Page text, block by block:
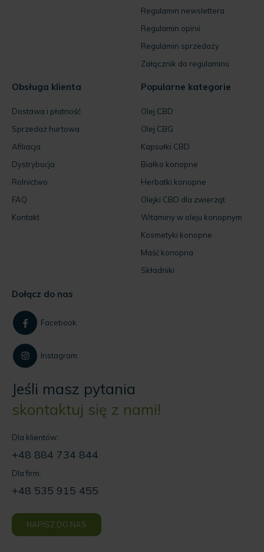
Regulamin newslettera
Regulamin opinii
Regulamin sprzedaży
Załącznik do regulaminu
Obsługa klienta
Dostawa i płatność
Sprzedaż hurtowa
Afiliacja
Dystrybucja
Rolnictwo
FAQ
Kontakt
Popularne kategorie
Olej CBD
Olej CBG
Kapsułki CBD
Białko konopne
Herbatki konopne
Olejki CBD dla zwierząt
Witaminy w oleju konopnym
Kosmetyki konopne
Maść konopna
Składniki
Dołącz do nas
Facebook
Instagram
Jeśli masz pytania
skontaktuj się z nami!
Dla klientów:
+48 884 734 844
Dla firm:
+48 535 915 455
NAPISZ DO NAS